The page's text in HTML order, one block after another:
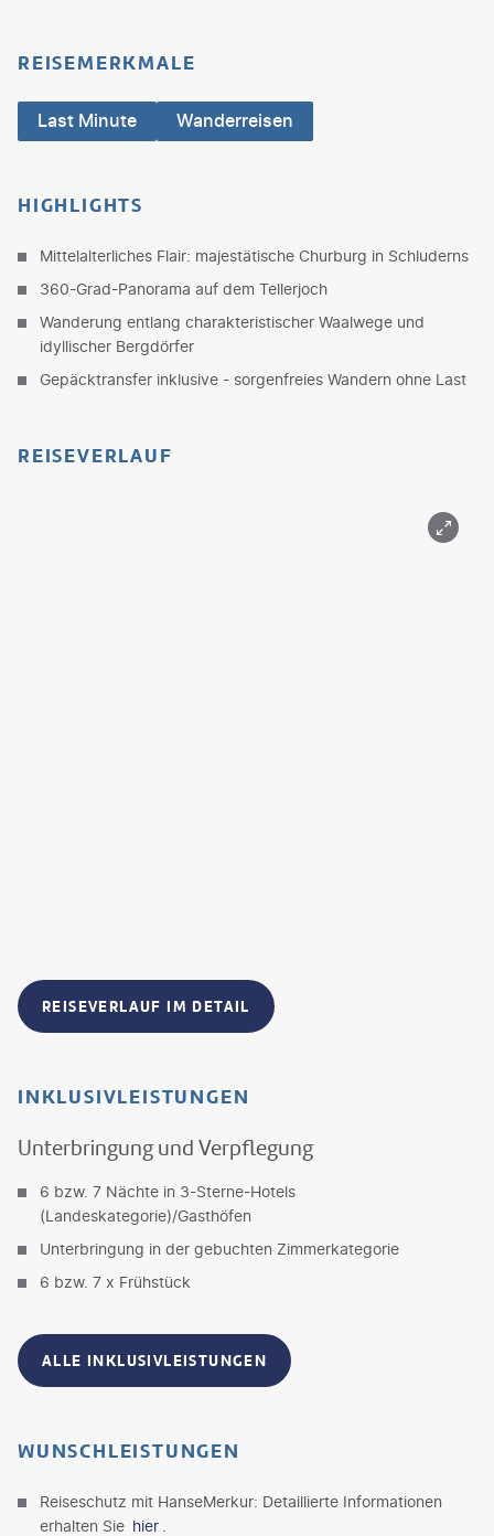
REISEMERKMALE
Last Minute Wanderreisen
HIGHLIGHTS
Mittelalterliches Flair: majestätische Churburg in Schluderns
360-Grad-Panorama auf dem Tellerjoch
Wanderung entlang charakteristischer Waalwege und
idyllischer Bergdörfer
Gepäcktransfer inklusive - sorgenfreies Wandern ohne Last
REISEVERLAUF
REISEVERLAUF IM DETAIL
INKLUSIVLEISTUNGEN
Unterbringung und Verpflegung
6 bzw. 7 Nächte in 3-Sterne-Hotels
(Landeskategorie)/Gasthöfen
Unterbringung in der gebuchten Zimmerkategorie
6 bzw. 7 x Frühstück
ALLE INKLUSIVLEISTUNGEN
WUNSCHLEISTUNGEN
Reiseschutz mit HanseMerkur: Detaillierte Informationen
erhalten Sie hier